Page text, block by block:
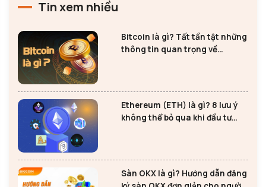
Tin xem nhiều
Bitcoin là gì? Tất tần tật những
thông tin quan trọng về
Ethereum (ETH) là gì? 8 lưu ý
không thể bỏ qua khi đầu tư
Sàn OKX là gì? Hướng dẫn đăng